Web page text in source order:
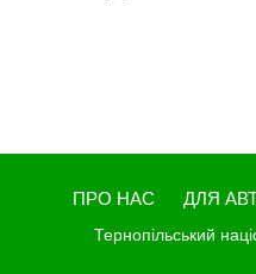
ПРО НАС ДЛЯ
Тернопільський